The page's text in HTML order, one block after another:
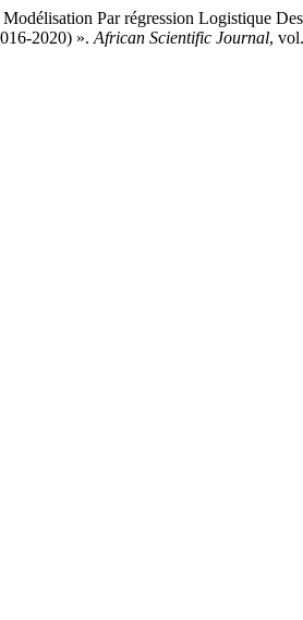
Par régression Logistique
2020) ». African Scientific Journal,